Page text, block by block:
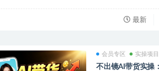
最新
会员专区 实操项目
不出镜AI带货实操